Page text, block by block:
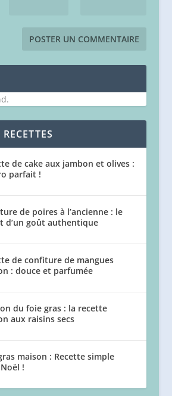
de cake aux jambon et olives :
parfait !
de poires à l’ancienne : le
d’un goût authentique
de confiture de mangues
: douce et parfumée
du foie gras : la recette
aux raisins secs
maison : Recette simple
!